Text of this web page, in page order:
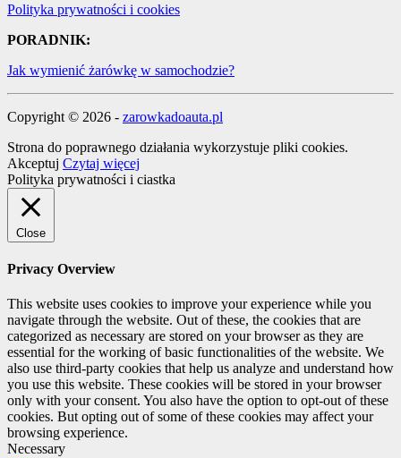
Polityka prywatności i cookies
PORADNIK:
Jak wymienić żarówkę w samochodzie?
Copyright © 2026 - zarowkadoauta.pl
Strona do poprawnego działania wykorzystuje pliki cookies.
Akceptuj Czytaj więcej
Polityka prywatności i ciastka
Close
Privacy Overview
This website uses cookies to improve your experience while you
navigate through the website. Out of these, the cookies that are
categorized as necessary are stored on your browser as they are
essential for the working of basic functionalities of the website. We
also use third-party cookies that help us analyze and understand how
you use this website. These cookies will be stored in your browser
only with your consent. You also have the option to opt-out of these
cookies. But opting out of some of these cookies may affect your
browsing experience.
Necessary